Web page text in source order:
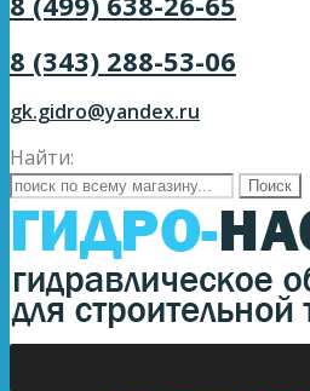
8 (343) 288-53-06
gk.gidro@yandex.ru
Найти: